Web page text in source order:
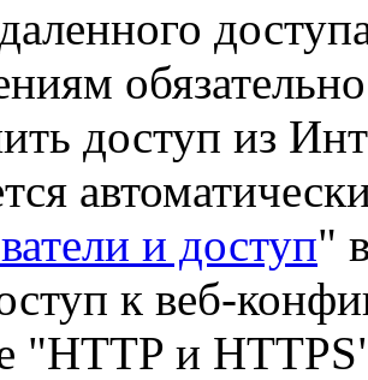
доступ из
и доступ"
к веб-
"HTTP и